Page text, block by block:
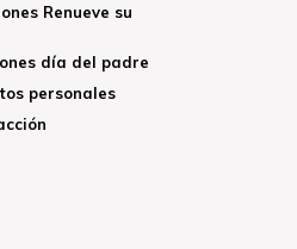
Renueve su
día del padre
personales